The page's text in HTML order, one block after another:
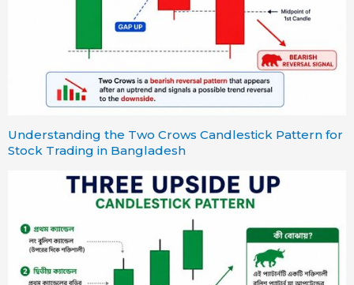
Understanding the Two Crows Candlestick Pattern for
Stock Trading in Bangladesh